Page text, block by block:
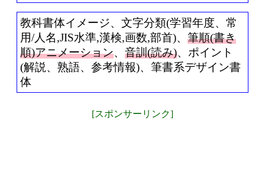
教科書体イメージ、文字分類(学習年度、常
用/人名,JIS水準,漢検,画数,部首)、 筆順(書き
順)アニメーション、 音訓(読み)、ポイント
(解説、熟語、参考情報)、筆書系デザイン書
体
[スポンサーリンク]